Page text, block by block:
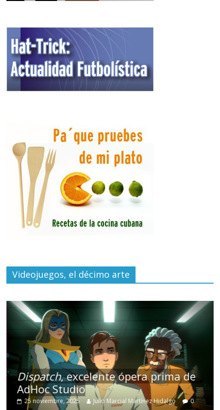
Videojuegos, el décimo arte
Dispatch, excelente ópera prima de
AdHoc Studio
25 noviembre, 2025 Julio Marcial Martínez Hidalgo 0